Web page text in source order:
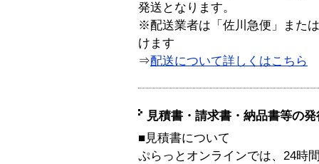
発送となります。
※配送業者は「佐川急便」また
けます
⇒配送について詳しくはこちら
見積書・請求書・納品書等の
■見積書について
ぷらっとオンラインでは、24時